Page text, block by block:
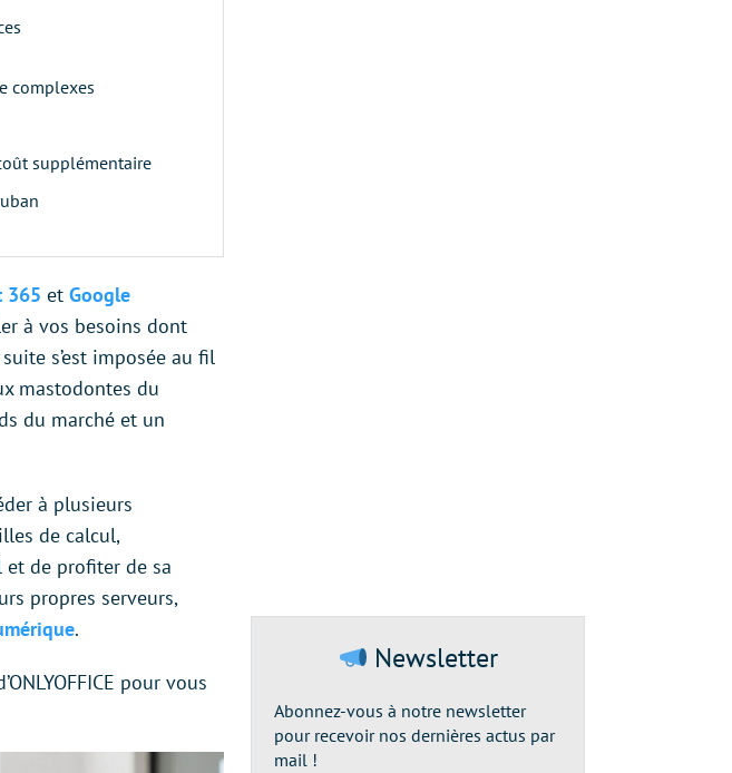
complexes
supplémentaire
365 et Google
à vos besoins dont
s’est imposée au fil
mastodontes du
du marché et un
à plusieurs
de calcul,
et de profiter de sa
propres serveurs,
.
pour vous
Newsletter
Abonnez-vous à notre newsletter
pour recevoir nos dernières actus par
mail !